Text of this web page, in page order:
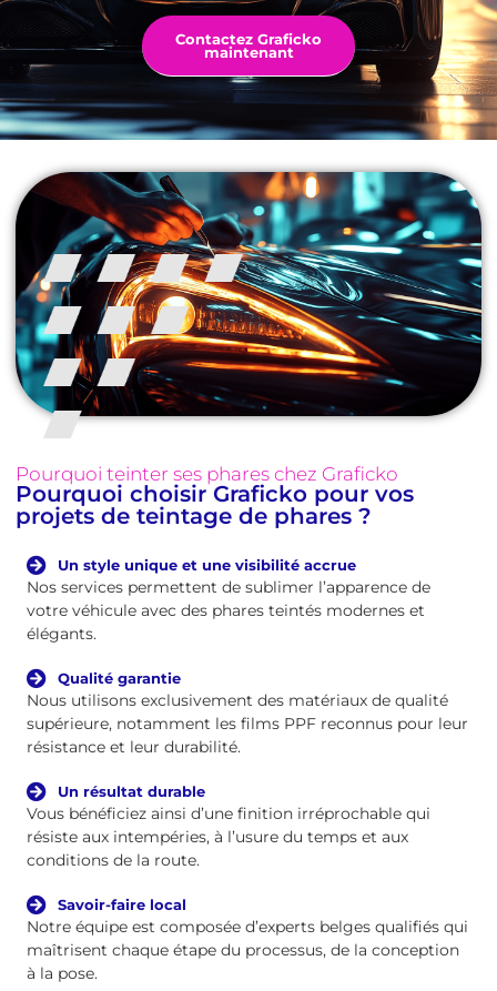
Contactez Graficko
maintenant
Pourquoi teinter ses phares chez Graficko
Pourquoi choisir Graficko pour vos
projets de teintage de phares ?
Un style unique et une visibilité accrue
Nos services permettent de sublimer l’apparence de
votre véhicule avec des phares teintés modernes et
élégants.
Qualité garantie
Nous utilisons exclusivement des matériaux de qualité
supérieure, notamment les films PPF reconnus pour leur
résistance et leur durabilité.
Un résultat durable
Vous bénéficiez ainsi d’une finition irréprochable qui
résiste aux intempéries, à l’usure du temps et aux
conditions de la route.
Savoir-faire local
Notre équipe est composée d’experts belges qualifiés qui
maîtrisent chaque étape du processus, de la conception
à la pose.